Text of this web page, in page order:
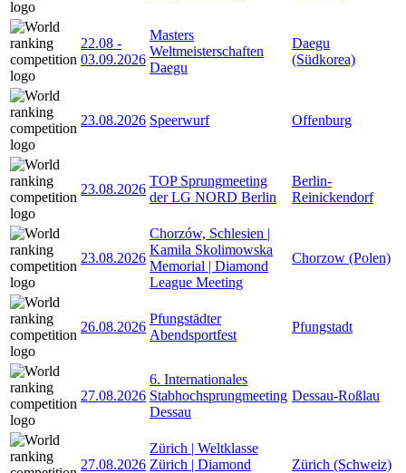
22.08 -
03.09.2026
Masters
Weltmeisterschaften
Daegu
Daegu
(Südkorea)
23.08.2026 Speerwurf Offenburg
23.08.2026
TOP Sprungmeeting
der LG NORD Berlin
Berlin-
Reinickendorf
23.08.2026
Chorzów, Schlesien |
Kamila Skolimowska
Memorial | Diamond
League Meeting
Chorzow (Polen)
26.08.2026
Pfungstädter
Abendsportfest
Pfungstadt
27.08.2026
6. Internationales
Stabhochsprungmeeting
Dessau
Dessau-Roßlau
27.08.2026
Zürich | Weltklasse
Zürich | Diamond
Zürich (Schweiz)